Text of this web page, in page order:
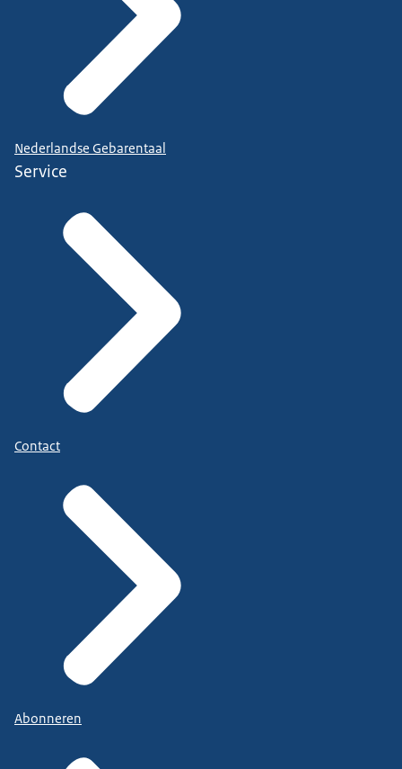
Nederlandse Gebarentaal
Service
Contact
Abonneren